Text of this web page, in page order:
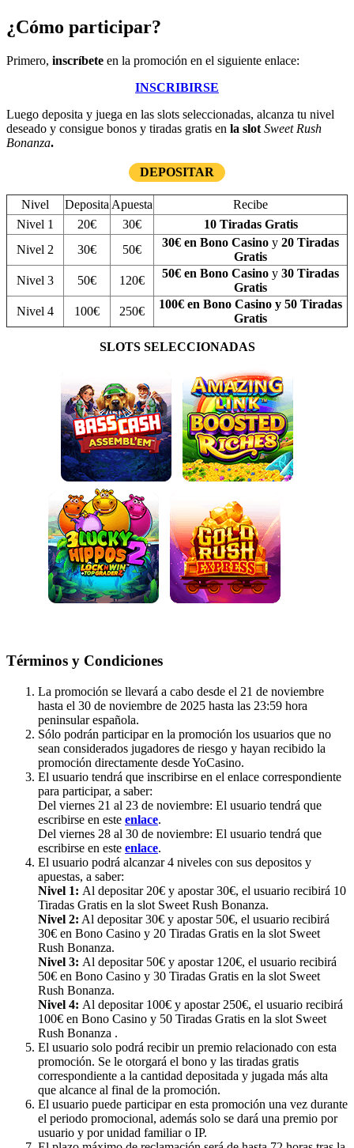
¿Cómo participar?
Primero, inscríbete en la promoción en el siguiente enlace:
INSCRIBIRSE
Luego deposita y juega en las slots seleccionadas, alcanza tu nivel
deseado y consigue bonos y tiradas gratis en la slot Sweet Rush
Bonanza.
DEPOSITAR
Nivel Deposita Apuesta
Recibe
Nivel 1
20€ 30€
10 Tiradas Gratis
Nivel 2
30€ 50€
30€ en Bono Casino y 20 Tiradas
Gratis
Nivel 3
50€ 120€
50€ en Bono Casino y 30 Tiradas
Gratis
Nivel 4
100€ 250€
100€ en Bono Casino y 50 Tiradas
Gratis
SLOTS SELECCIONADAS
Términos y Condiciones
La promoción se llevará a cabo desde el 21 de noviembre
hasta el 30 de noviembre de 2025 hasta las 23:59 hora
peninsular española.
Sólo podrán participar en la promoción los usuarios que no
sean considerados jugadores de riesgo y hayan recibido la
promoción directamente desde YoCasino.
El usuario tendrá que inscribirse en el enlace correspondiente
para participar, a saber:
Del viernes 21 al 23 de noviembre: El usuario tendrá que
escribirse en este enlace.
Del viernes 28 al 30 de noviembre: El usuario tendrá que
escribirse en este enlace.
El usuario podrá alcanzar 4 niveles con sus depositos y
apuestas, a saber:
Nivel 1: Al depositar 20€ y apostar 30€, el usuario recibirá 10
Tiradas Gratis en la slot Sweet Rush Bonanza.
Nivel 2: Al depositar 30€ y apostar 50€, el usuario recibirá
30€ en Bono Casino y 20 Tiradas Gratis en la slot Sweet
Rush Bonanza.
Nivel 3: Al depositar 50€ y apostar 120€, el usuario recibirá
50€ en Bono Casino y 30 Tiradas Gratis en la slot Sweet
Rush Bonanza.
Nivel 4: Al depositar 100€ y apostar 250€, el usuario recibirá
100€ en Bono Casino y 50 Tiradas Gratis en la slot Sweet
Rush Bonanza .
El usuario solo podrá recibir un premio relacionado con esta
promoción. Se le otorgará el bono y las tiradas gratis
correspondiente a la cantidad depositada y jugada más alta
que alcance al final de la promoción.
El usuario puede participar en esta promoción una vez durante
el periodo promocional, además solo se dará una premio por
usuario y por unidad familiar o IP.